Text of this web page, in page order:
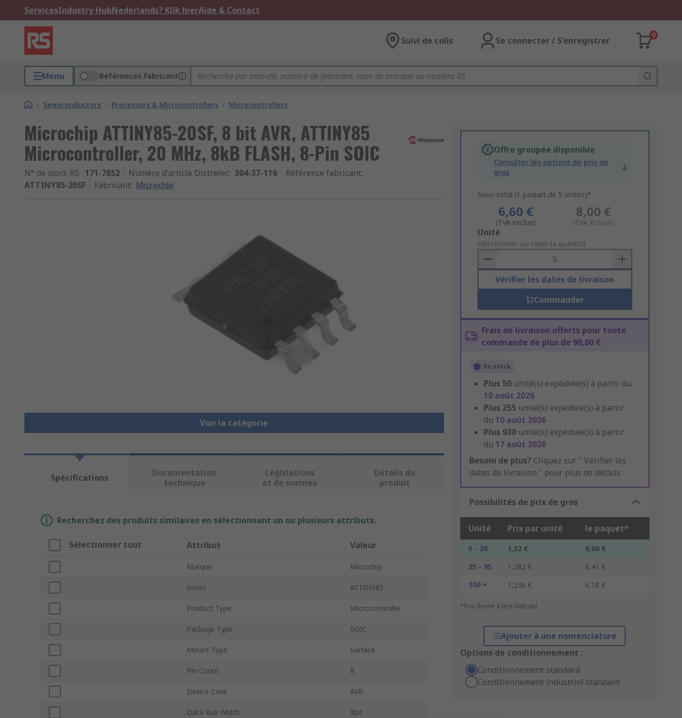
ServicesIndustry HubNederlands? Klik hierAide & Contact
Suivi de colis Se connecter / S'enregistrer
0
Menu Références fabricant
/ Semiconductors / Processors & Microcontrollers / Microcontrollers
Microchip ATTINY85-20SF, 8 bit AVR, ATTINY85
Microcontroller, 20 MHz, 8kB FLASH, 8-Pin SOIC
N° de stock RS: 171-7852 Numéro d'article Distrelec: 304-37-116 Référence fabricant:
ATTINY85-20SF
Fabricant: Microchip
Voir la catégorie
Offre groupée disponible
Consulter les options de prix de
gros
Sous-total (1 paquet de 5 unités)*
6,60 €
(TVA exclue)
8,00 €
(TVA incluse)
Add
to
Basket
Unité
sélectionner ou taper la quantité
Vérifier les dates de livraison
Commander
Frais de livraison offerts pour toute
commande de plus de 90,00 €
En stock
Plus 50 unité(s) expédiée(s) à partir du
10 août 2026
Plus 255 unité(s) expédiée(s) à partir
du 10 août 2026
Plus 930 unité(s) expédiée(s) à partir
du 17 août 2026
Besoin de plus? Cliquez sur " Vérifier les
dates de livraison " pour plus de détails
Possibilités de prix de gros
Unité Prix par unité le paquet*
5 - 20 1,32 €
6,60 €
25 - 95
1,282 €
6,41 €
100 +
1,236 € 6,18 €
*Prix donné à titre indicatif
Ajouter à une nomenclature
Options de conditionnement :
Conditionnement standard
Conditionnement industriel standard
Spécifications
Documentation
technique
Législations
et de normes
Détails du
produit
Recherchez des produits similaires en sélectionnant un ou plusieurs attributs.
Sélectionner tout Attribut Valeur
Marque Microchip
Series ATTINY85
Product Type Microcontroller
Package Type SOIC
Mount Type Surface
Pin Count 8
Device Core AVR
Data Bus Width 8bit